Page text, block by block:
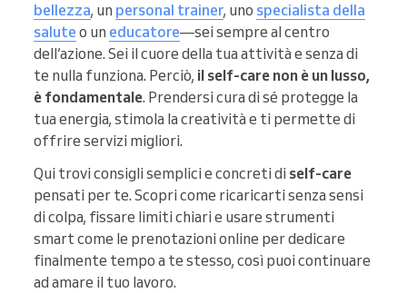
bellezza, un personal trainer, uno specialista della
salute o un educatore—sei sempre al centro
dell’azione. Sei il cuore della tua attività e senza di
te nulla funziona. Perciò, il self-care non è un lusso,
è fondamentale. Prendersi cura di sé protegge la
tua energia, stimola la creatività e ti permette di
offrire servizi migliori.
Qui trovi consigli semplici e concreti di self-care
pensati per te. Scopri come ricaricarti senza sensi
di colpa, fissare limiti chiari e usare strumenti
smart come le prenotazioni online per dedicare
finalmente tempo a te stesso, così puoi continuare
ad amare il tuo lavoro.